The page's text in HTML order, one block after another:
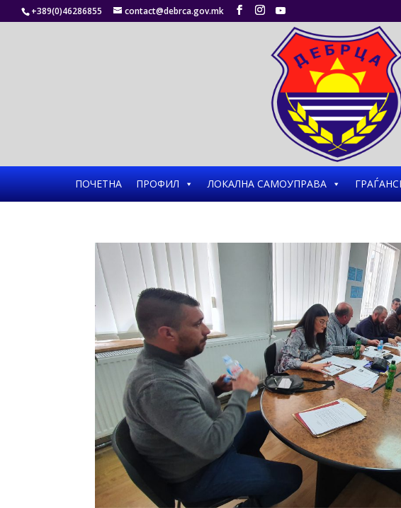
+389(0)46286855 contact@debrca.gov.mk
ПОЧЕТНА ПРОФИЛ ЛОКАЛНА САМОУПРАВА